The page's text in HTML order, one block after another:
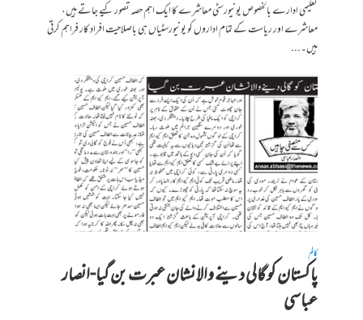
تعلیمی ادارے بالخصوص یونیورسٹی معاشرے کا ایک اہم حصہ تصور کیے جاتے ہیں،
معاشرے اور ریاست کے تمام اداروں کو یونیورسٹیاں ہی باصلاحیت افراد کار فراہم کرتی
ہیں۔...
کالم
پاکستان کو گالی دینے والا نشان عبرت بن گیا-انصار
عباسی